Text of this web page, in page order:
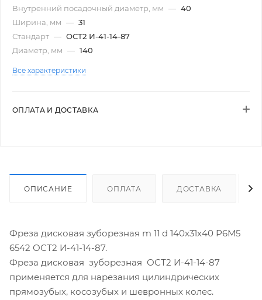
Внутренний посадочный диаметр, мм — 40
Ширина, мм — 31
Стандарт — ОСТ2 И-41-14-87
Диаметр, мм — 140
Все характеристики
ОПЛАТА И ДОСТАВКА
ОПИСАНИЕ ОПЛАТА ДОСТАВКА
Фреза дисковая зуборезная m 11 d 140х31х40 Р6М5
6542 ОСТ2 И-41-14-87.
Фреза дисковая зуборезная ОСТ2 И-41-14-87
применяется для нарезания цилиндрических
прямозубых, косозубых и шевронных колес.